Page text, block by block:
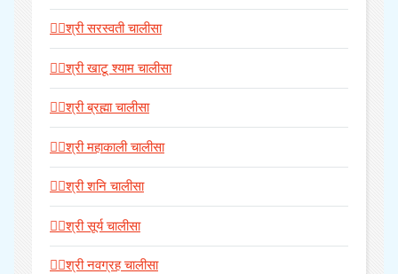
🧘‍♀️श्री सरस्वती चालीसा
🧘‍♀️श्री खाटू श्याम चालीसा
🧘‍♀️श्री ब्रह्मा चालीसा
🧘‍♀️श्री महाकाली चालीसा
🧘‍♀️श्री शनि चालीसा
🧘‍♀️श्री सूर्य चालीसा
🧘‍♀️श्री नवग्रह चालीसा